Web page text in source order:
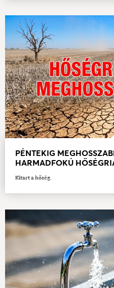
PÉNTEKIG
HARMADFOKÚ
Kitart a hőség.